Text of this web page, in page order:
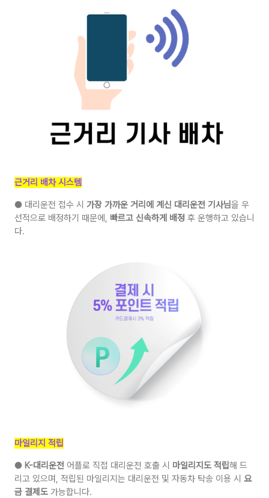
근거리 배차 시스템
● 대리운전 접수 시 가장 가까운 거리에 계신 대리운전 기사님을 우
선적으로 배정하기 때문에, 빠르고 신속하게 배정 후 운행하고 있습니
다.
마일리지 적립
● K-대리운전 어플로 직접 대리운전 호출 시 마일리지도 적립해 드
리고 있으며, 적립된 마일리지는 대리운전 및 자동차 탁송 이용 시 요
금 결제도 가능합니다.